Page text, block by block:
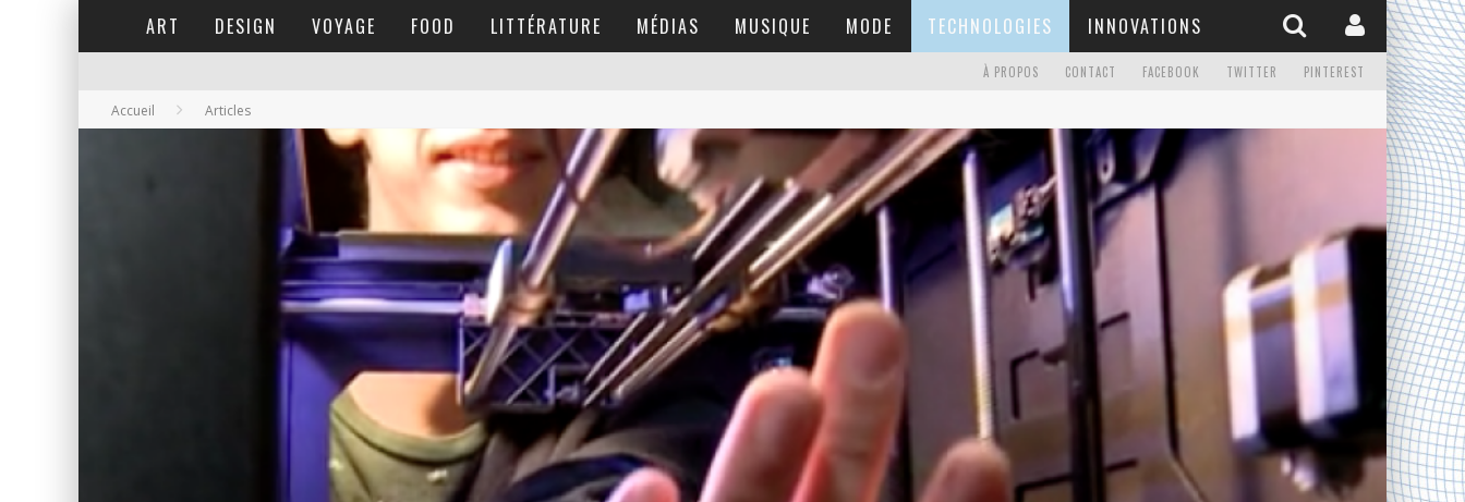
ART DESIGN VOYAGE FOOD LITTÉRATURE MÉDIAS MUSIQUE MODE TECHNOLOGIES INNOVATIONS
À PROPOS CONTACT FACEBOOK TWITTER PINTEREST
Accueil Articles